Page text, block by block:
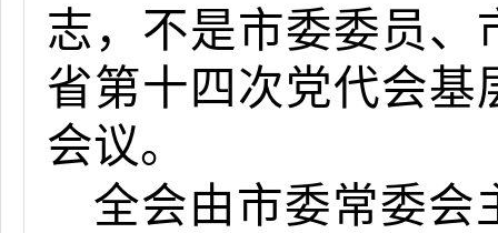
志，不是市委委员、
省第十四次党代会基
会议。
全会由市委常委会